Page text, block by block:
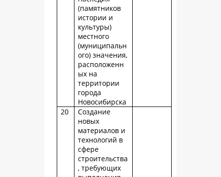
(памятников
истории и
культуры)
местного
(муниципальн
ого) значения,
расположенн
ых на
территории
города
Новосибирска
20
Создание
новых
материалов и
технологий в
сфере
строительства
, требующих